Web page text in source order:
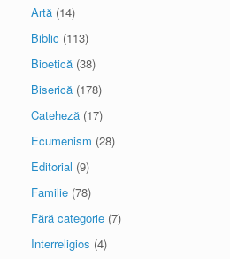
Artă (14)
Biblic (113)
Bioetică (38)
Biserică (178)
Cateheză (17)
Ecumenism (28)
Editorial (9)
Familie (78)
Fără categorie (7)
Interreligios (4)